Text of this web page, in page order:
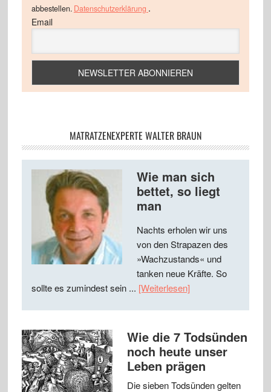
abbestellen. Datenschutzerklärung .
Email
MATRATZENEXPERTE WALTER BRAUN
Wie man sich
bettet, so liegt
man
Nachts erholen wir uns
von den Strapazen des
»Wachzustands« und
tanken neue Kräfte. So
sollte es zumindest sein ... [Weiterlesen]
Wie die 7 Todsünden
noch heute unser
Leben prägen
Die sieben Todsünden gelten